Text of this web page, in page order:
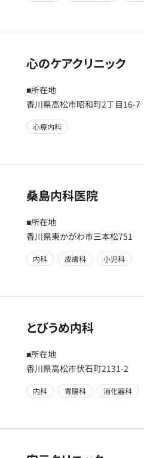
心のケアクリニック
■所在地
香川県高松市昭和町2丁目16-7
心療内科
桑島内科医院
■所在地
香川県東かがわ市三本松751
内科 皮膚科 小児科
とびうめ内科
■所在地
香川県高松市伏石町2131-2
内科 胃腸科 消化器科